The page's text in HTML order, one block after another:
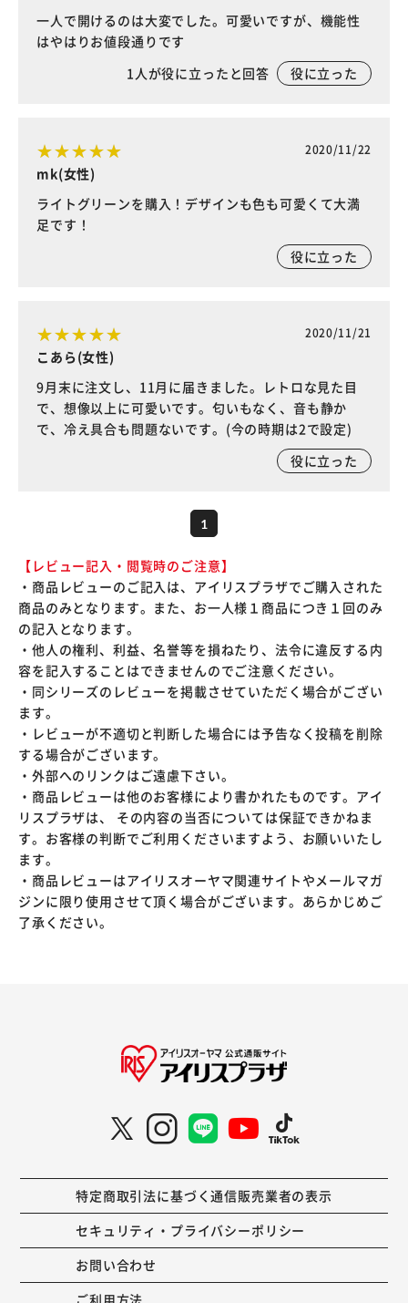
一人で開けるのは大変でした。可愛いですが、機能性
はやはりお値段通りです
1人が役に立ったと回答 役に立った
2020/11/22
mk(女性)
ライトグリーンを購入！デザインも色も可愛くて大満
足です！
役に立った
2020/11/21
こあら(女性)
9月末に注文し、11月に届きました。レトロな見た目
で、想像以上に可愛いです。匂いもなく、音も静か
で、冷え具合も問題ないです。(今の時期は2で設定)
役に立った
1
【レビュー記入・閲覧時のご注意】
・商品レビューのご記入は、アイリスプラザでご購入された
商品のみとなります。また、お一人様１商品につき１回のみ
の記入となります。
・他人の権利、利益、名誉等を損ねたり、法令に違反する内
容を記入することはできませんのでご注意ください。
・同シリーズのレビューを掲載させていただく場合がござい
ます。
・レビューが不適切と判断した場合には予告なく投稿を削除
する場合がございます。
・外部へのリンクはご遠慮下さい。
・商品レビューは他のお客様により書かれたものです。アイ
リスプラザは、 その内容の当否については保証できかねま
す。お客様の判断でご利用くださいますよう、お願いいたし
ます。
・商品レビューはアイリスオーヤマ関連サイトやメールマガ
ジンに限り使用させて頂く場合がございます。あらかじめご
了承ください。
特定商取引法に基づく通信販売業者の表示
セキュリティ・プライバシーポリシー
お問い合わせ